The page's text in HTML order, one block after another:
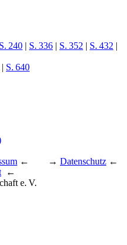
S. 240 | S. 336 | S. 352 | S. 432 |
| S. 640
← → Datenschutz ←
←
e. V.